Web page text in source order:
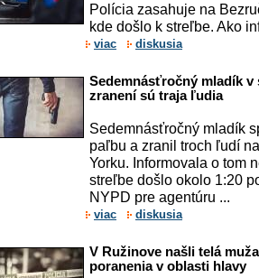
Polícia zasahuje na
kde došlo k streľbe. Ako
viac diskusia
Sedemnásťročný mladík
zranení sú traja ľudia
Sedemnásťročný mladík
paľbu a zranil troch ľudí
Yorku. Informovala o tom
streľbe došlo okolo 1:20
NYPD pre agentúru ...
viac diskusia
V Ružinove našli telá
poranenia v oblasti hlavy